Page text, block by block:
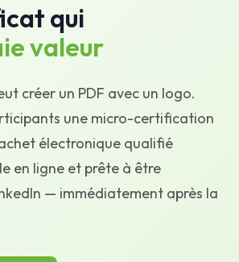
qui
valeur
créer un PDF avec un logo.
une micro-certification
électronique qualifié
en ligne et prête à être
— immédiatement après la